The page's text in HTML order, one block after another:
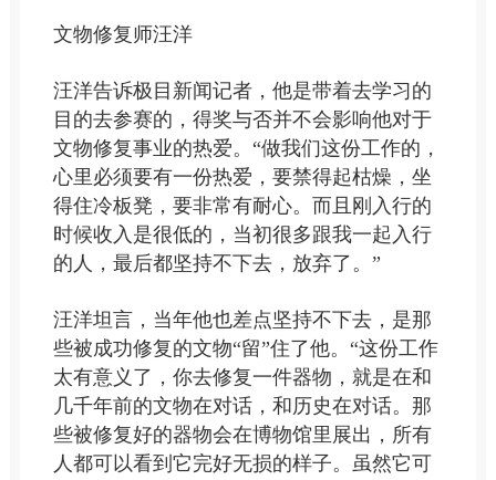
文物修复师汪洋
汪洋告诉极目新闻记者，他是带着去学习的
目的去参赛的，得奖与否并不会影响他对于
文物修复事业的热爱。“做我们这份工作的，
心里必须要有一份热爱，要禁得起枯燥，坐
得住冷板凳，要非常有耐心。而且刚入行的
时候收入是很低的，当初很多跟我一起入行
的人，最后都坚持不下去，放弃了。”
汪洋坦言，当年他也差点坚持不下去，是那
些被成功修复的文物“留”住了他。“这份工作
太有意义了，你去修复一件器物，就是在和
几千年前的文物在对话，和历史在对话。那
些被修复好的器物会在博物馆里展出，所有
人都可以看到它完好无损的样子。虽然它可